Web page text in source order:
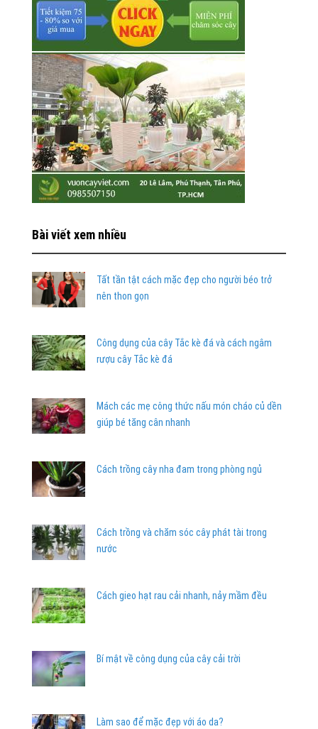
Bài viết xem nhiều
Tất tần tật cách mặc đẹp cho người béo trở
nên thon gọn
Công dụng của cây Tắc kè đá và cách ngâm
rượu cây Tắc kè đá
Mách các mẹ công thức nấu món cháo củ dền
giúp bé tăng cân nhanh
Cách trồng cây nha đam trong phòng ngủ
Cách trồng và chăm sóc cây phát tài trong
nước
Cách gieo hạt rau cải nhanh, nảy mầm đều
Bí mật về công dụng của cây cải trời
Làm sao để mặc đẹp với áo da?